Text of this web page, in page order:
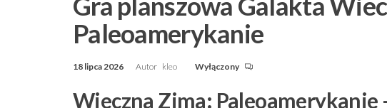
Paleoamerykanie
18 lipca 2026 Autor kleo Wyłączony
Wieczna Zima: Paleoamerykanie